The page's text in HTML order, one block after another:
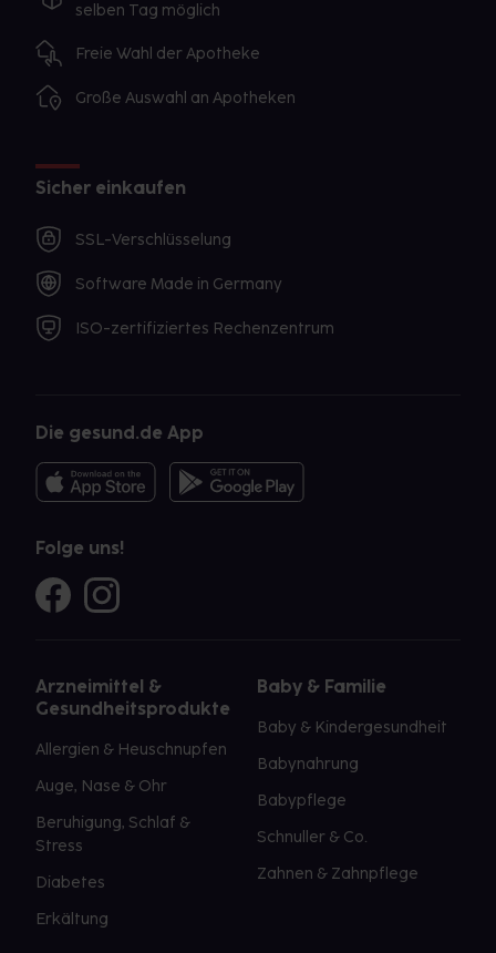
selben Tag möglich
Freie Wahl der Apotheke
Große Auswahl an Apotheken
Sicher einkaufen
SSL-Verschlüsselung
Software Made in Germany
ISO-zertifiziertes Rechenzentrum
Die gesund.de App
Folge uns!
Arzneimittel &
Gesundheitsprodukte
Allergien & Heuschnupfen
Auge, Nase & Ohr
Beruhigung, Schlaf &
Stress
Diabetes
Erkältung
Baby & Familie
Baby & Kindergesundheit
Babynahrung
Babypflege
Schnuller & Co.
Zahnen & Zahnpflege